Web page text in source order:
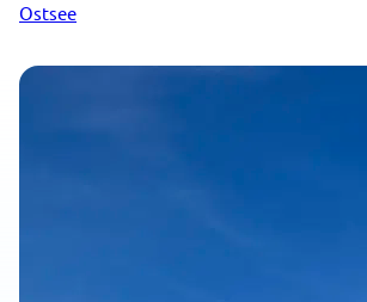
Ostsee